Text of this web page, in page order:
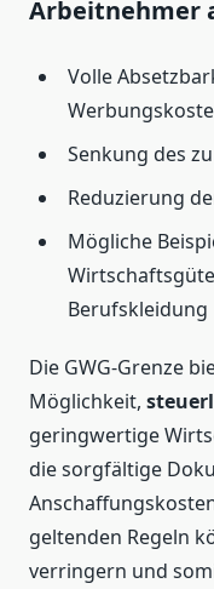
Arbeitnehmer
Volle
Senkung des
Reduzierung
Mögliche
Berufskleidung
Die GWG-Grenze
Möglichkeit,
geringwertige
die sorgfältige
geltenden Regeln
verringern und